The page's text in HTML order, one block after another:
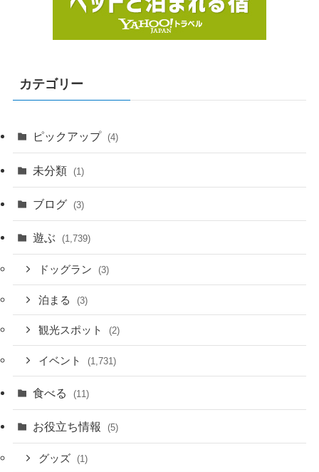
カテゴリー
ピックアップ (4)
未分類 (1)
ブログ (3)
遊ぶ (1,739)
ドッグラン (3)
泊まる (3)
観光スポット (2)
イベント (1,731)
食べる (11)
お役立ち情報 (5)
グッズ (1)